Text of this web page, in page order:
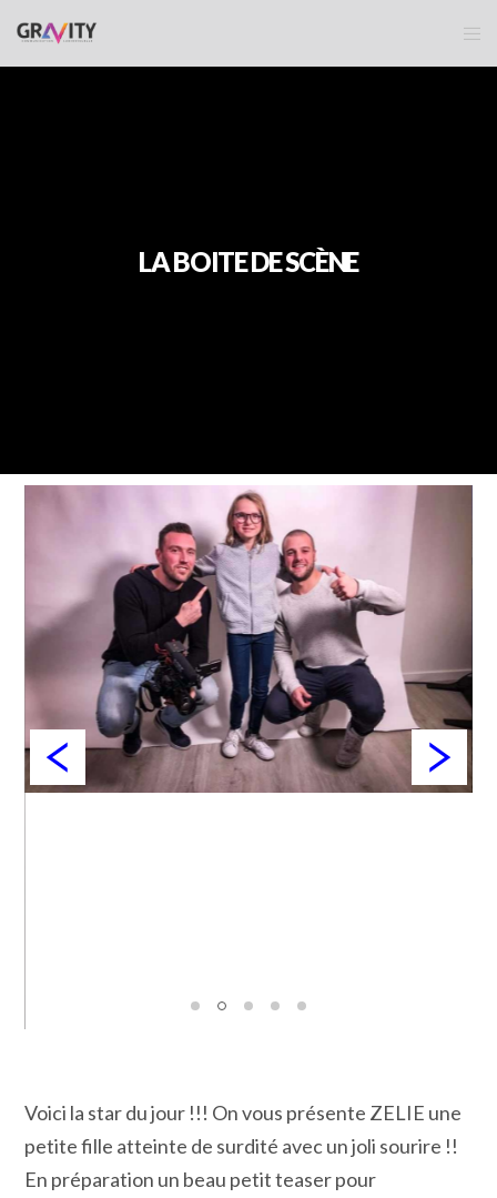
LA BOITE DE SCÈNE
Voici la star du jour !!! On vous présente ZELIE une
petite fille atteinte de surdité avec un joli sourire !!
En préparation un beau petit teaser pour